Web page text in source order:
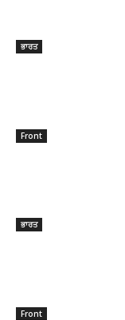
ਭਾਰਤ
Front
ਭਾਰਤ
Front